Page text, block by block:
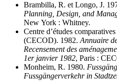
Brambilla, R. et Longo, J.
Planning, Design, and
New York : Whitney.
Centre d’études
(CECOD). 1982. Annuaire
Recensement des
1er janvier 1982, Paris :
Monheim, R. 1980.
Fussgängerverkehr in